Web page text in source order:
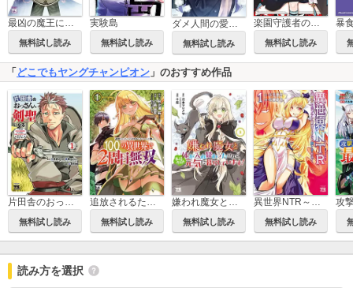
最凶の魔王に鍛えられた勇者、異世界帰還者たちの学園で無双する【電子単行本】
無料試し読み
実験島
無料試し読み 無料試し読み
楽園守護者の最強転生 出来損ないの神話のゴーレム、現世では絶対防御の最強従者になる
無料試し読み
「どこでもヤングチャンピオン 」のおすすめ作品
片田舎のおっさん、剣聖になる～ただの田舎の剣術師範だったのに、大成した弟子たちが俺を放ってくれない件～
無料試し読み
追放されるたびにスキルを手に入れた俺が、100の異世界で2周目無双【電子単行本】
無料試し読み
嫌われ魔女と体が入れ替わったけれど、私は今日も元気に暮らしています！【電子単行本】
無料試し読み
異世界NTR～親友のオンナを最強スキルで堕とす方法～【電子単行本】
無料試し読み
読み方を選択